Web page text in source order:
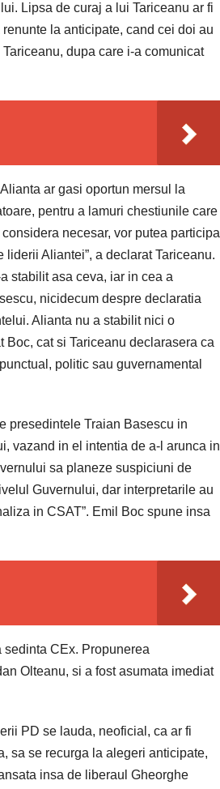
Lipsa de curaj a lui Tariceanu ar fi
la anticipate, cand cei doi au
dupa care i-a comunicat
ar gasi oportun mersul la
pentru a lamuri chestiunile care
necesar, vor putea participa
Aliantei”, a declarat Tariceanu.
stabilit asa ceva, iar in cea a
nicidecum despre declaratia
Alianta nu a stabilit nici o
cat si Tariceanu declarasera ca
politic sau guvernamental
presedintele Traian Basescu in
vazand in el intentia de a-l arunca in
sa planeze suspiciuni de
Guvernului, dar interpretarile au
in CSAT”. Emil Boc spune insa
CEx. Propunerea
Olteanu, si a fost asumata imediat
PD se lauda, neoficial, ca ar fi
sa se recurga la alegeri anticipate,
insa de liberaul Gheorghe